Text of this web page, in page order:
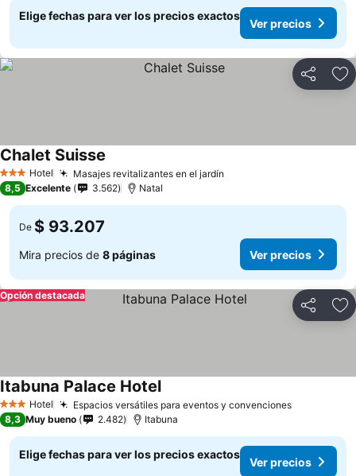
Elige fechas para ver los precios exactos
Ver precios
Compartir
3 Estrellas
Hotel Masajes revitalizantes en el jardín
Chalet Suisse
8,5 Excelente 3.562 Natal
De $ 93.207
Mira precios de 8 páginas Ver precios
Compartir
Opción destacada
3 Estrellas
Hotel Espacios versátiles para eventos y convenciones
Itabuna Palace Hotel
8,3 Muy bueno 2.482 Itabuna
Elige fechas para ver los precios exactos
Ver precios